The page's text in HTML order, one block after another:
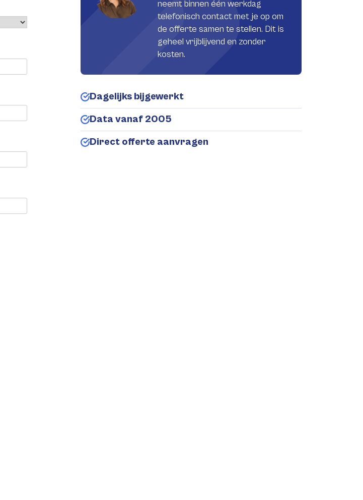
neemt binnen één werkdag
telefonisch contact met je op om
de offerte samen te stellen. Dit is
geheel vrijblijvend en zonder
kosten.
Dagelijks bijgewerkt
Data vanaf 2005
Direct offerte aanvragen